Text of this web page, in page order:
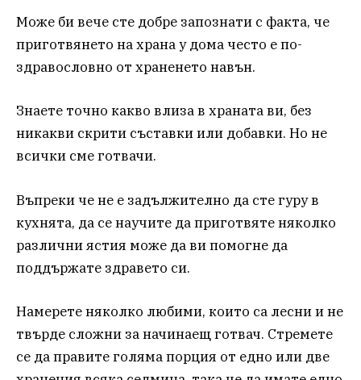
Може би вече сте добре запознати с факта, че
приготвянето на храна у дома често е по-
здравословно от храненето навън.
Знаете точно какво влиза в храната ви, без
никакви скрити съставки или добавки. Но не
всички сме готвачи.
Въпреки че не е задължително да сте гуру в
кухнята, да се научите да приготвяте няколко
различни ястия може да ви помогне да
поддържате здравето си.
Намерете няколко любими, които са лесни и не
твърде сложни за начинаещ готвач. Стремете
се да правите голяма порция от едно или две